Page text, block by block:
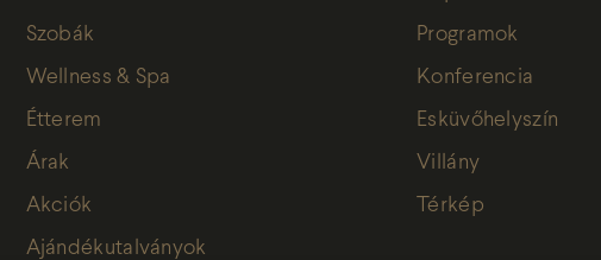
Szobák
Wellness & Spa
Étterem
Árak
Akciók
Ajándékutalványok
Programok
Konferencia
Esküvőhelyszín
Villány
Térkép
Pince
Hotel
Szobák